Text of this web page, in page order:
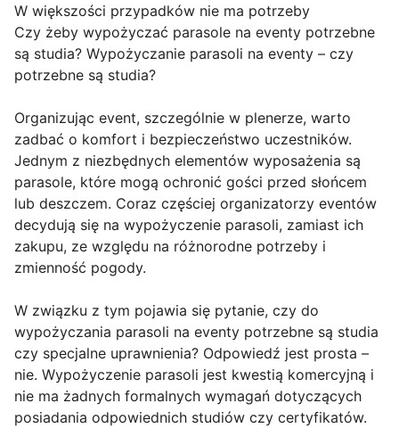
W większości przypadków nie ma potrzeby
Czy żeby wypożyczać parasole na eventy potrzebne
są studia? Wypożyczanie parasoli na eventy – czy
potrzebne są studia?
Organizując event, szczególnie w plenerze, warto
zadbać o komfort i bezpieczeństwo uczestników.
Jednym z niezbędnych elementów wyposażenia są
parasole, które mogą ochronić gości przed słońcem
lub deszczem. Coraz częściej organizatorzy eventów
decydują się na wypożyczenie parasoli, zamiast ich
zakupu, ze względu na różnorodne potrzeby i
zmienność pogody.
W związku z tym pojawia się pytanie, czy do
wypożyczania parasoli na eventy potrzebne są studia
czy specjalne uprawnienia? Odpowiedź jest prosta –
nie. Wypożyczenie parasoli jest kwestią komercyjną i
nie ma żadnych formalnych wymagań dotyczących
posiadania odpowiednich studiów czy certyfikatów.